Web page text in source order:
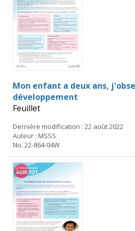
Mon enfant a deux ans,
développement
Feuillet
Dernière modification : 22 août 2022
Auteur : MSSS
No. 22-864-04W